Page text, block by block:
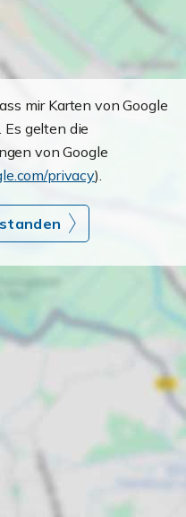
mir Karten von Google
gelten die
von Google
privacy).